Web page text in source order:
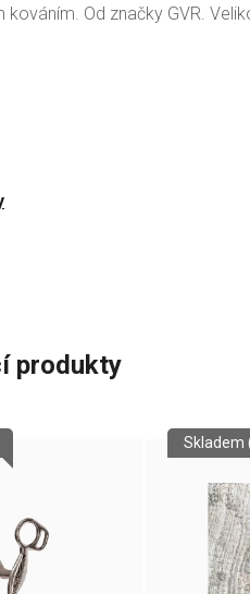
Od značky GVR.
produkty
Skladem